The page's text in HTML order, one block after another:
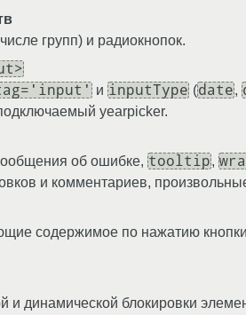
групп) и радиокнопок.
и inputType (date,
yearpicker.
об ошибке, tooltip,
и комментариев,
содержимое по нажатию
и динамической блокировки